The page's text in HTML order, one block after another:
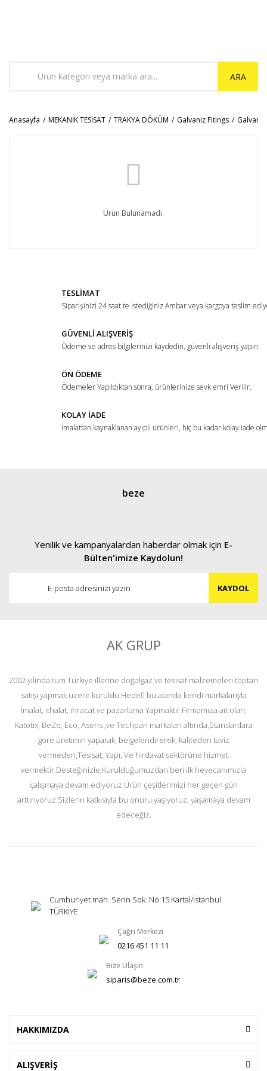
ARA
Anasayfa MEKANİK TESİSAT TRAKYA DÖKÜM Galvaniz Fitings
Ürün Bulunamadı.
TESLİMAT
Siparişinizi 24 saat te istediğiniz Ambar veya kargoya teslim
GÜVENLİ ALIŞVERİŞ
Ödeme ve adres bilgilerinizi kaydedin, güvenli alışveriş yapın.
ÖN ÖDEME
Ödemeler Yapıldıktan sonra, ürünlerinize sevk emri Verilir.
KOLAY İADE
İmalattan kaynaklanan ayıplı ürünleri, hiç bu kadar kolay iade
beze
Yenilik ve kampanyalardan haberdar olmak için E-
Bülten'imize Kaydolun!
KAYDOL
AK GRUP
2002 yılında tüm Türkiye illerine doğalgaz ve tesisat malzemeleri toptan
satışı yapmak üzere kuruldu.Hedefi bu alanda kendi markalarıyla
İmalat, ithalat, ihracat ve pazarlama Yapmaktır.Firmamıza ait olan,
Katotix, BeZe, Eco, Asens ,ve Techpan markaları altında,Standartlara
göre üretimin yaparak, belgelendirerek, kaliteden taviz
vermeden,Tesisat, Yapı, Ve hırdavat sektörüne hizmet
vermektir.Desteğinizle,Kurulduğumuzdan beri ilk heyecanımızla
çalışmaya devam ediyoruz.Ürün çeşitlerimizi her geçen gün
arttırıyoruz.Sizlerin katkısıyla bu onuru yaşıyoruz, yaşamaya devam
edeceğiz.
Cumhuriyet mah. Serin Sok. No:15 Kartal/İstanbul
TÜRKİYE
Çağrı Merkezi
0216 451 11 11
Bize Ulaşın
siparis@beze.com.tr
HAKKIMIZDA
ALIŞVERİŞ